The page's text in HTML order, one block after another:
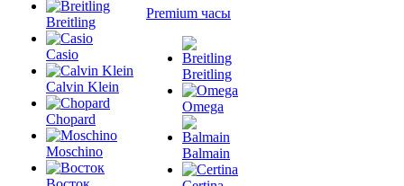
Breitling
Casio
Calvin Klein
Chopard
Moschino
Premium часы
Breitling
Omega
Balmain